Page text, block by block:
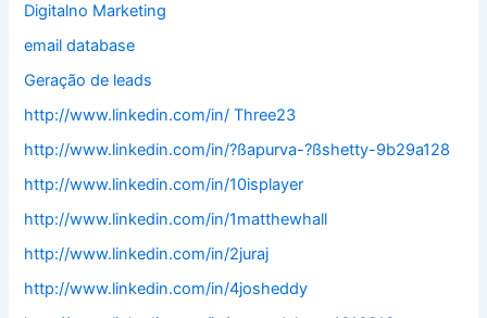
Digitalno Marketing
email database
Geração de leads
http://www.linkedin.com/in/ Three23
http://www.linkedin.com/in/?ßapurva-?ßshetty-9b29a128
http://www.linkedin.com/in/10isplayer
http://www.linkedin.com/in/1matthewhall
http://www.linkedin.com/in/2juraj
http://www.linkedin.com/in/4josheddy